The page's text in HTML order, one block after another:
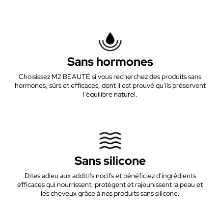
Sans hormones
Choisissez M2 BEAUTÉ si vous recherchez des produits sans
hormones, sûrs et efficaces, dont il est prouvé qu'ils préservent
l'équilibre naturel.
Sans silicone
Dites adieu aux additifs nocifs et bénéficiez d'ingrédients
efficaces qui nourrissent, protègent et rajeunissent la peau et
les cheveux grâce à nos produits sans silicone.